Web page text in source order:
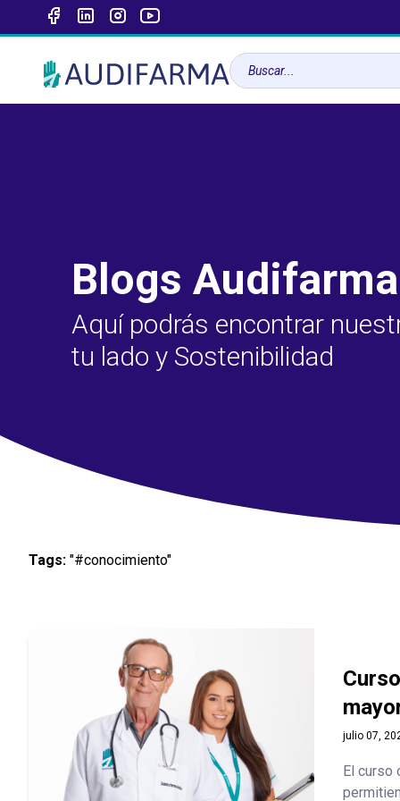
Blogs Audifarma
Aquí podrás encontrar
tu lado y Sostenibilidad
Tags: "#conocimiento"
julio 07,
El curso